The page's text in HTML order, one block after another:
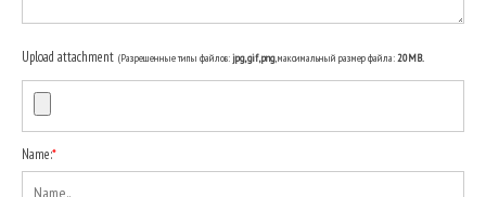
Upload attachment (Разрешенные типы файлов:jpg, gif, png, максимальный размер файла:20MB.
Name:*